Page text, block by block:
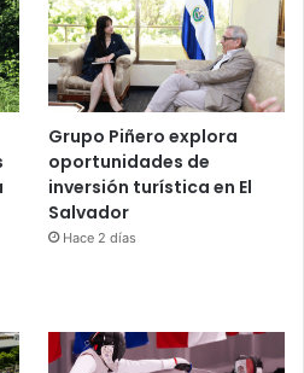
Grupo Piñero explora
oportunidades de
inversión turística en El
Salvador
Hace 2 días